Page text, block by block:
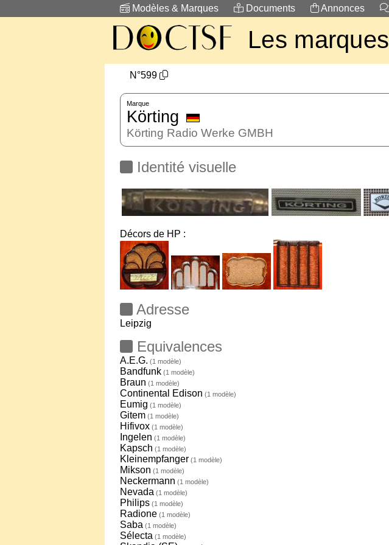
Modèles & Marques Documents Annonces
Les marques
N°599
Marque
Körting
Körting Radio Werke GMBH
Identité visuelle
Décors de HP :
Adresse
Leipzig
Equivalences
A.E.G. (1 modèle)
Bandfunk (1 modèle)
Braun (1 modèle)
Continental Edison (1 modèle)
Eumig (1 modèle)
Gitem (1 modèle)
Hifivox (1 modèle)
Ingelen (1 modèle)
Kapsch (1 modèle)
Kleinempfanger (1 modèle)
Mikson (1 modèle)
Neckermann (1 modèle)
Nevada (1 modèle)
Philips (1 modèle)
Radione (1 modèle)
Saba (1 modèle)
Sélecta (1 modèle)